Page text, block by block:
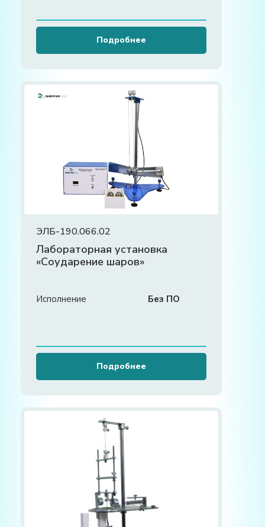
Подробнее
ЭЛБ-190.066.02
Лабораторная установка
«Соударение шаров»
Исполнение Без ПО
Подробнее